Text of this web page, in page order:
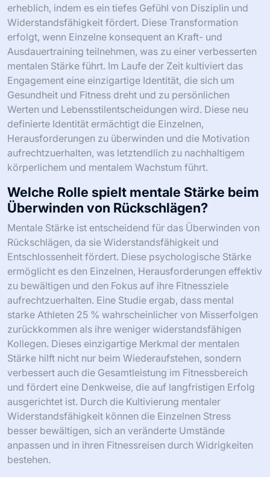
erheblich, indem es ein tiefes Gefühl von Disziplin und
Widerstandsfähigkeit fördert. Diese Transformation
erfolgt, wenn Einzelne konsequent an Kraft- und
Ausdauertraining teilnehmen, was zu einer verbesserten
mentalen Stärke führt. Im Laufe der Zeit kultiviert das
Engagement eine einzigartige Identität, die sich um
Gesundheit und Fitness dreht und zu persönlichen
Werten und Lebensstilentscheidungen wird. Diese neu
definierte Identität ermächtigt die Einzelnen,
Herausforderungen zu überwinden und die Motivation
aufrechtzuerhalten, was letztendlich zu nachhaltigem
körperlichem und mentalem Wachstum führt.
Welche Rolle spielt mentale Stärke beim
Überwinden von Rückschlägen?
Mentale Stärke ist entscheidend für das Überwinden von
Rückschlägen, da sie Widerstandsfähigkeit und
Entschlossenheit fördert. Diese psychologische Stärke
ermöglicht es den Einzelnen, Herausforderungen effektiv
zu bewältigen und den Fokus auf ihre Fitnessziele
aufrechtzuerhalten. Eine Studie ergab, dass mental
starke Athleten 25 % wahrscheinlicher von Misserfolgen
zurückkommen als ihre weniger widerstandsfähigen
Kollegen. Dieses einzigartige Merkmal der mentalen
Stärke hilft nicht nur beim Wiederaufstehen, sondern
verbessert auch die Gesamtleistung im Fitnessbereich
und fördert eine Denkweise, die auf langfristigen Erfolg
ausgerichtet ist. Durch die Kultivierung mentaler
Widerstandsfähigkeit können die Einzelnen Stress
besser bewältigen, sich an veränderte Umstände
anpassen und in ihren Fitnessreisen durch Widrigkeiten
bestehen.